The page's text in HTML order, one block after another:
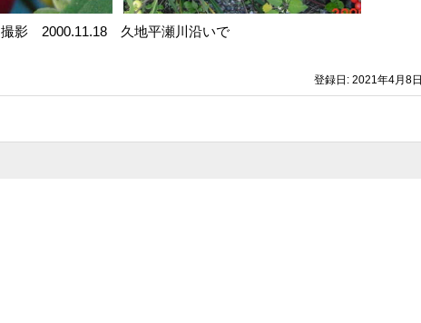
撮影 2000.11.18 久地平瀬川沿いで
登録日: 2021年4月8日